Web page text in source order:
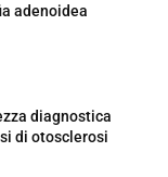
adenoidea
diagnostica
di otosclerosi